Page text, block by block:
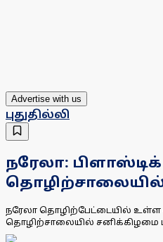
Advertise with us
புதுதில்லி
நரேலா: பிளாஸ்டிக்
தொழிற்சாலையில்
நரேலா தொழிற்பேட்டையில் உள்ள
தொழிற்சாலையில் சனிக்கிழமை